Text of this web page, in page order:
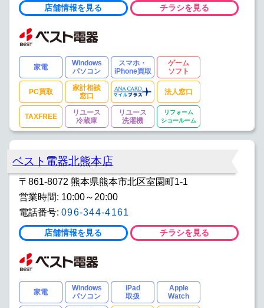
店舗情報を見る チラシを見る
家電
Windows
パソコン
スマホ・
iPhone買取
ゲーム
ソフト
PC買取
家計相談
窓口
法人窓口
TAXFREE
リユース
冷蔵庫
リユース
洗濯機
リフォーム
ショールーム
ベスト電器北熊本店
〒861-8072 熊本県熊本市北区室園町1-1
営業時間: 10:00～20:00
電話番号: 096-344-4161
店舗情報を見る チラシを見る
家電
Windows
パソコン
iPad
取扱
Apple
Watch